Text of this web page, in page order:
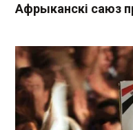
Афрыканскі саюз